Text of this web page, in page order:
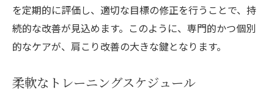
を定期的に評価し、適切な目標の修正を行うことで、持
続的な改善が見込めます。このように、専門的かつ個別
的なケアが、肩こり改善の大きな鍵となります。
柔軟なトレーニングスケジュール